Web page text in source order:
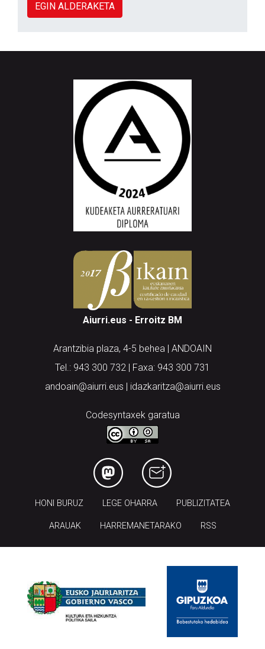
EGIN ALDERAKETA
Aiurri.eus - Erroitz BM
Arantzibia plaza, 4-5 behea | ANDOAIN
Tel.: 943 300 732 | Faxa: 943 300 731
andoain@aiurri.eus | idazkaritza@aiurri.eus
Codesyntaxek garatua
HONI BURUZ LEGE OHARRA PUBLIZITATEA
ARAUAK HARREMANETARAKO RSS